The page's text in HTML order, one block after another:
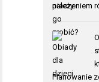
pieczeniem
Planowanie